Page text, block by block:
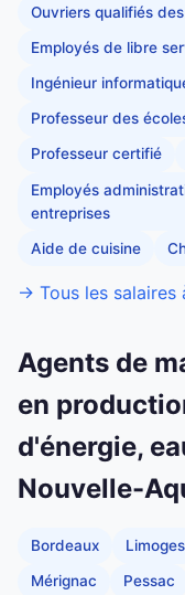
Ouvriers qualifiés
Employés de libre
Ingénieur
Professeur des
Professeur certifié
Employés
entreprises
Aide de cuisine
→ Tous les salaires
Agents de
en
d'énergie,
Nouvelle-
Bordeaux Limoges
Mérignac Pessac